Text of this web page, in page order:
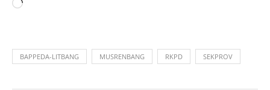
BAPPEDA-LITBANG MUSRENBANG RKPD SEKPROV